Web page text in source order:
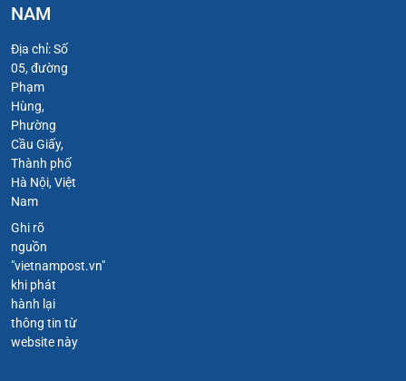
NAM
Địa chỉ: Số
05, đường
Phạm
Hùng,
Phường
Cầu Giấy,
Thành phố
Hà Nội, Việt
Nam
Ghi rõ
nguồn
"vietnampost.vn"
khi phát
hành lại
thông tin từ
website này